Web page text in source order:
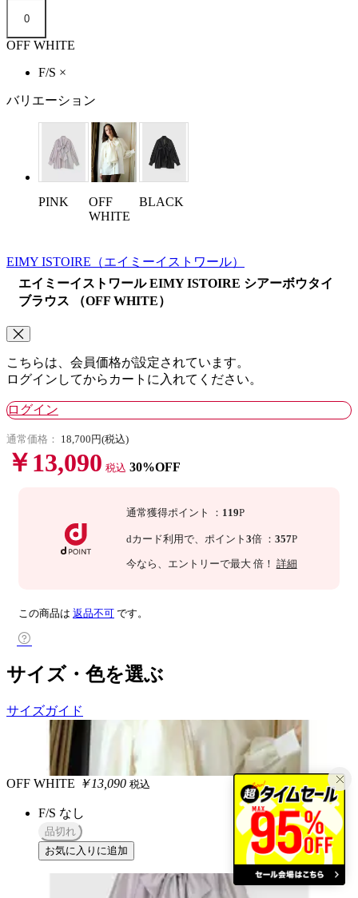
0
OFF WHITE
F/S ×
バリエーション
PINK
OFF
WHITE
BLACK
EIMY ISTOIRE （エイミーイストワール）
エイミーイストワール EIMY ISTOIRE シアーボウタイ
ブラウス （OFF WHITE）
こちらは、会員価格が設定されています。
ログインしてからカートに入れてください。
ログイン
通常価格： 18,700円(税込)
￥13,090 税込 30%OFF
通常獲得ポイント ： 119P
dカード利用で、 ポイント 3倍 ： 357P
今なら 、エントリーで最大 倍！ 詳細
この商品は 返品不可 です。
サイズ・色を選ぶ
サイズガイド
OFF WHITE ￥13,090 税込
F/S なし
品切れ
お気に入りに追加